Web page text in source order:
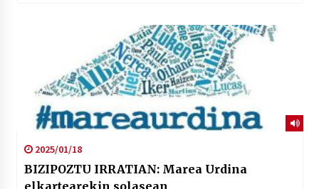
2025/01/18
BIZIPOZTU IRRATIAN: Marea Urdina
elkartearekin solasean